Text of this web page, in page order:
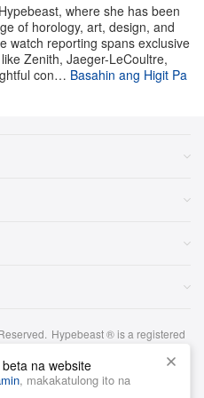
Malenia; samantala, ang
ng isang vintage
na tampok ang Lee
frames mula sa
nito, na nag-aalok ng
seasonal knitwear.
linggo na ayaw
where she has been
of horology, art, design, and
watch reporting spans exclusive
Zenith, Jaeger-LeCoultre,
con… Basahin ang Higit Pa
Hypebeast ® is a registered
sa Privacy | Patakaran sa Cookie
na website
, makakatulong ito na